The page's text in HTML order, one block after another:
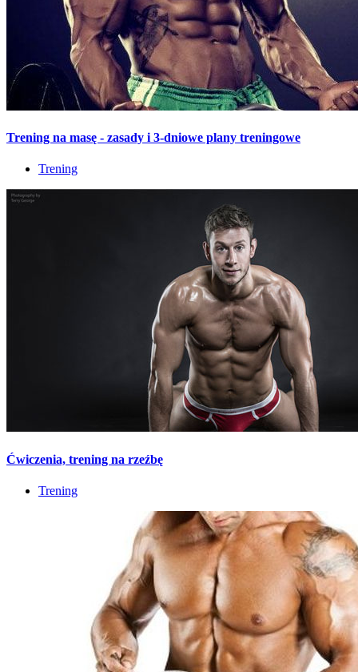
Trening na masę - zasady i 3-dniowe plany treningowe
Trening
Ćwiczenia, trening na rzeźbę
Trening